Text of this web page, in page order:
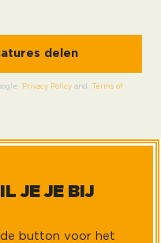
Privacy Policy and
Terms of
JE JE BIJ
button voor het